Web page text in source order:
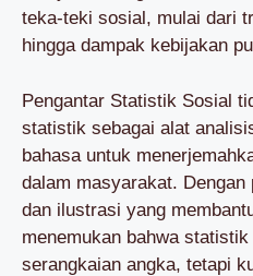
teka-teki sosial, mulai dari
hingga dampak kebijakan
Pengantar Statistik Sosial
statistik sebagai alat
bahasa untuk
dalam masyarakat. Dengan
dan ilustrasi yang
menemukan bahwa
serangkaian angka, tetapi